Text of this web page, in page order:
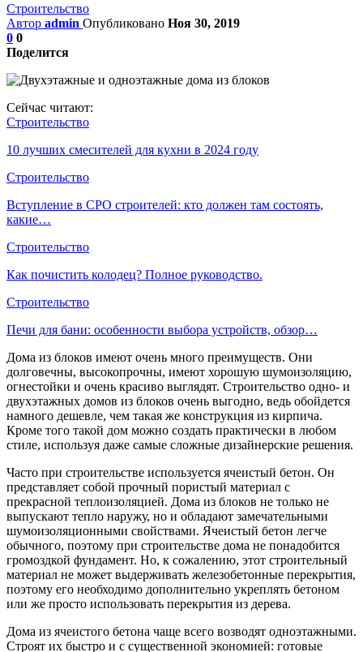
Строительство
Автор admin Опубликовано Ноя 30, 2019
0 0
Поделится
Сейчас читают:
Строительство
10 лучших смесителей для кухни в 2024 году
Строительство
Вступление в СРО строителей: кто должен там состоять,
какие…
Строительство
Как почистить колодец? Полное руководство.
Строительство
Печи для бани: особенности выбора устройств, обзор…
Дома из блоков имеют очень много преимуществ. Они
долговечны, высокопрочны, имеют хорошую шумоизоляцию,
огнестойки и очень красиво выглядят. Строительство одно- и
двухэтажных домов из блоков очень выгодно, ведь обойдется
намного дешевле, чем такая же конструкция из кирпича.
Кроме того такой дом можно создать практически в любом
стиле, используя даже самые сложные дизайнерские решения.
Часто при строительстве используется ячеистый бетон. Он
представляет собой прочный пористый материал с
прекрасной теплоизоляцией. Дома из блоков не только не
выпускают тепло наружу, но и обладают замечательными
шумоизоляционными свойствами. Ячеистый бетон легче
обычного, поэтому при строительстве дома не понадобится
громоздкой фундамент. Но, к сожалению, этот строительный
материал не может выдерживать железобетонные перекрытия,
поэтому его необходимо дополнительно укреплять бетоном
или же просто использовать перекрытия из дерева.
Дома из ячеистого бетона чаще всего возводят одноэтажными.
Строят их быстро и с существенной экономией: готовые